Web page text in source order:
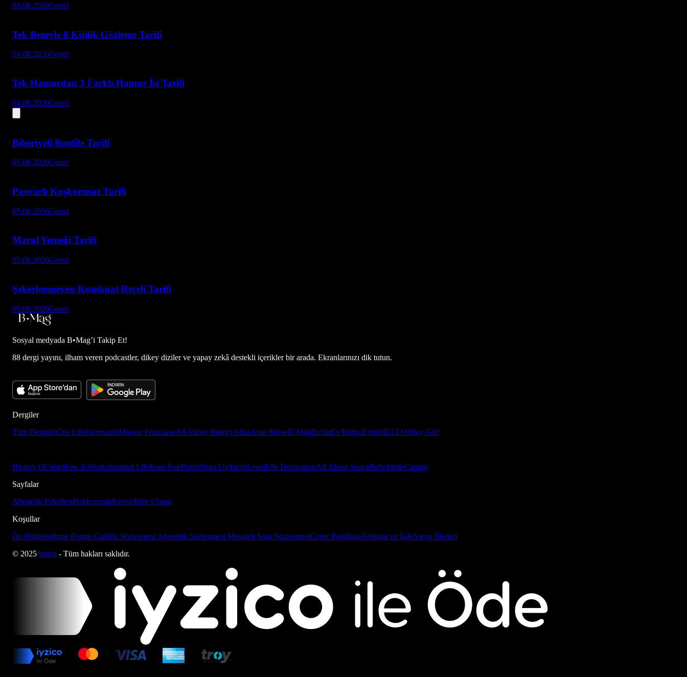
04.08.2026Genel
Tek Bezeyle 8 Kişilik Gözleme Tarifi
04.08.2026Genel
Tek Hamurdan 3 Farklı Hamur İşi Tarifi
04.08.2026Genel
Biberiyeli Bonfile Tarifi
05.08.2026Genel
Pancarlı Kuşkonmaz Tarifi
05.08.2026Genel
Marul Yemeği Tarifi
05.08.2026Genel
Şekerlenmeyen Kumkuat Reçeli Tarifi
05.08.2026Genel
Sosyal medyada B•Mag’i Takip Et!
88 dergi yayını, ilham veren podcastler, dikey diziler ve yapay zekâ destekli içerikler bir arada. Ekranlarınızı dik tutun.
Dergiler
Tüm DergilerCeo LifeFormsanteMaison FrançaiseAll About HistoryAtlasAuto ShowB-MagBurdaEv BahçeEvimHELLO!Hey Girl
History Of WarHow It Worksİstanbul LifeKore PopPozitifStart UpYachtLevelElle DecorationAll About SpaceBebeğimleCapital
Sayfalar
Abonelik PaketleriHakkımızdaKünyeBize Ulaşın
Koşullar
Ön Bilgilendirme Formu Gizlilik Sözleşmesi Abonelik Sözleşmesi Mesafeli Satış SözleşmesiÇerez PolitikasıTeslimat ve İadeYayın İlkeleri
© 2025 bmag - Tüm hakları saklıdır.